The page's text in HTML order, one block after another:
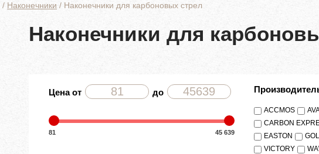
/ Наконечники / Наконечники для карбоновых стрел
Наконечники для
Цена от до
81 45 639
ACCMOS
CARBON
EASTON
VICTORY